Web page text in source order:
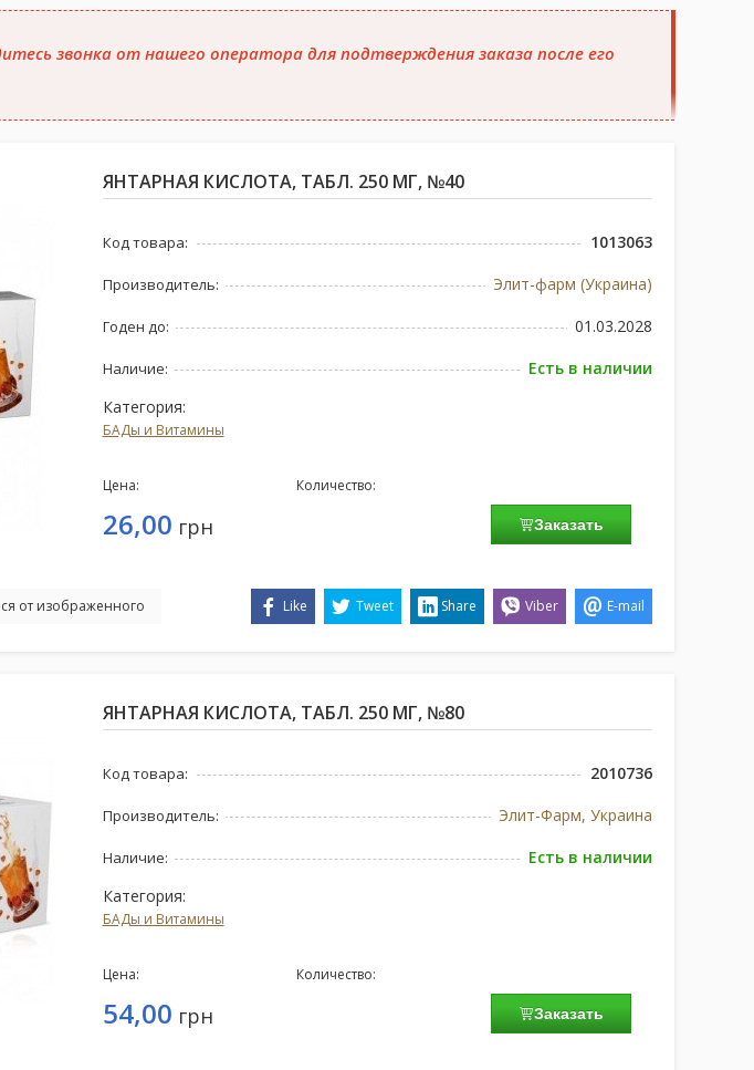
звонка от нашего оператора для подтверждения заказа после его
ЯНТАРНАЯ КИСЛОТА, ТАБЛ. 250 МГ, №40
Код товара: 1013063
Производитель: Элит-фарм (Украина)
Годен до: 01.03.2028
Наличие:
Есть в наличии
Категория:
БАДы и Витамины
Цена:
26,00 грн
Количество:
Заказать
от изображенного Like Tweet Share Viber E-mail
ЯНТАРНАЯ КИСЛОТА, ТАБЛ. 250 МГ, №80
Код товара: 2010736
Производитель: Элит-Фарм, Украина
Наличие:
Есть в наличии
Категория:
БАДы и Витамины
Цена:
54,00 грн
Количество:
Заказать